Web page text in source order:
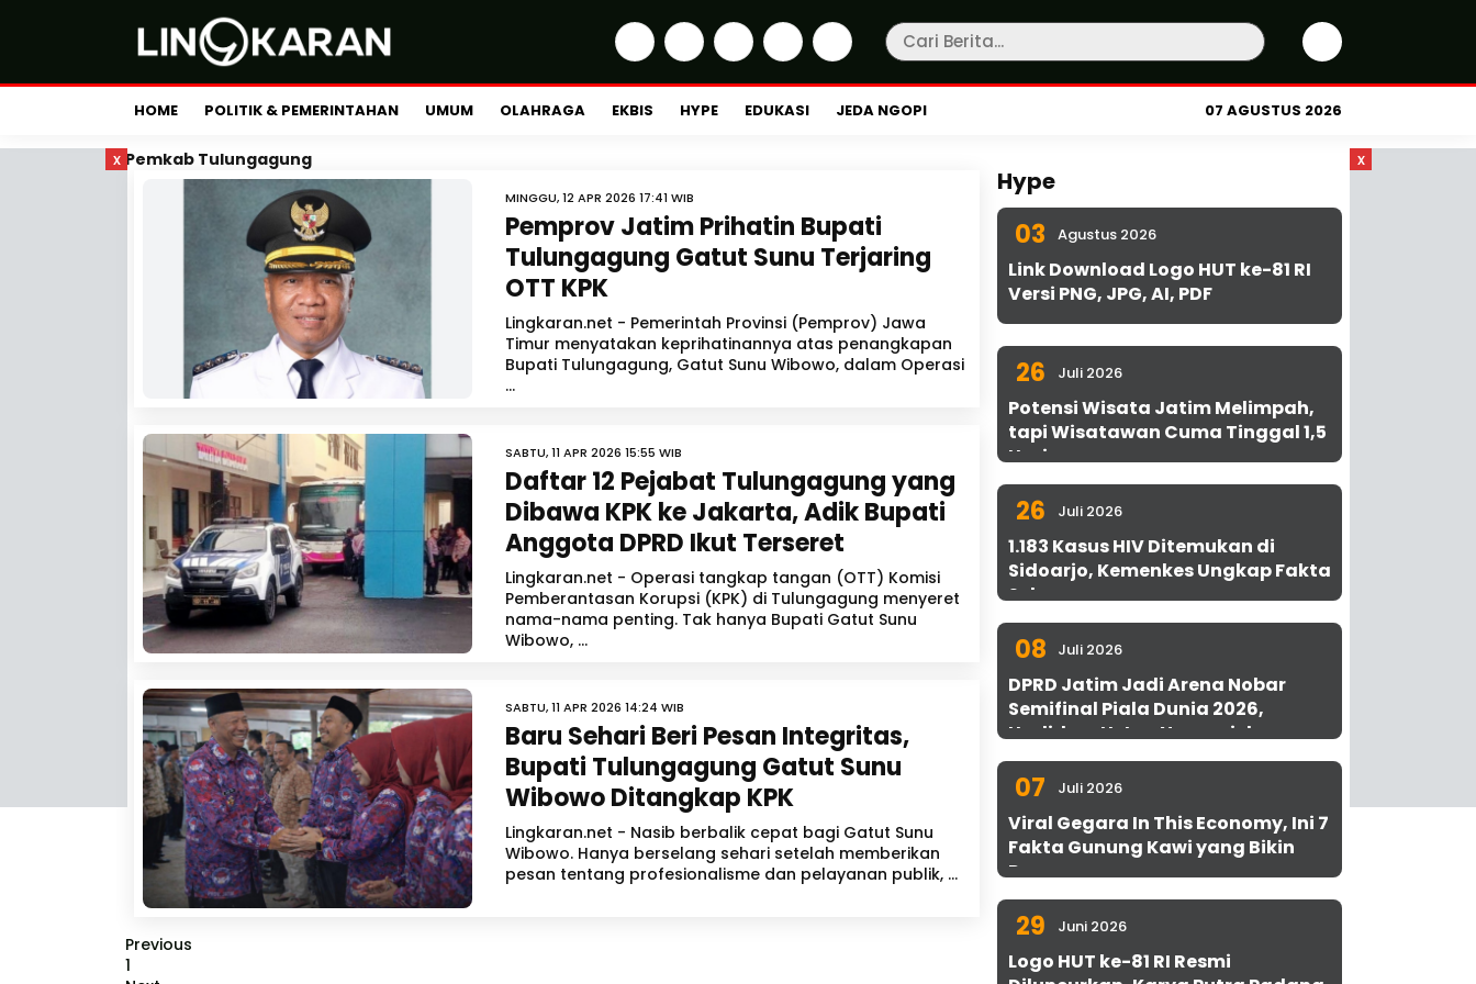
HOME POLITIK & PEMERINTAHAN UMUM OLAHRAGA EKBIS HYPE EDUKASI JEDA NGOPI 07 AGUSTUS 2026
x x
Pemkab Tulungagung
MINGGU, 12 APR 2026 17:41 WIB
Pemprov Jatim Prihatin Bupati
Tulungagung Gatut Sunu Terjaring
OTT KPK
Lingkaran.net - Pemerintah Provinsi (Pemprov) Jawa
Timur menyatakan keprihatinannya atas penangkapan
Bupati Tulungagung, Gatut Sunu Wibowo, dalam Operasi
...
SABTU, 11 APR 2026 15:55 WIB
Daftar 12 Pejabat Tulungagung yang
Dibawa KPK ke Jakarta, Adik Bupati
Anggota DPRD Ikut Terseret
Lingkaran.net - Operasi tangkap tangan (OTT) Komisi
Pemberantasan Korupsi (KPK) di Tulungagung menyeret
nama-nama penting. Tak hanya Bupati Gatut Sunu
Wibowo, ...
SABTU, 11 APR 2026 14:24 WIB
Baru Sehari Beri Pesan Integritas,
Bupati Tulungagung Gatut Sunu
Wibowo Ditangkap KPK
Lingkaran.net - Nasib berbalik cepat bagi Gatut Sunu
Wibowo. Hanya berselang sehari setelah memberikan
pesan tentang profesionalisme dan pelayanan publik, ...
Previous
1
Hype
03 Agustus 2026
Link Download Logo HUT ke-81 RI
Versi PNG, JPG, AI, PDF
26 Juli 2026
Potensi Wisata Jatim Melimpah,
tapi Wisatawan Cuma Tinggal 1,5
Hari
26 Juli 2026
1.183 Kasus HIV Ditemukan di
Sidoarjo, Kemenkes Ungkap Fakta
Sebenarnya
08 Juli 2026
DPRD Jatim Jadi Arena Nobar
Semifinal Piala Dunia 2026,
Hadirkan Uston Nawawi dan
UMKM Gratis untuk 1.000 Warga
07 Juli 2026
Viral Gegara In This Economy, Ini 7
Fakta Gunung Kawi yang Bikin
Penasaran
29 Juni 2026
Logo HUT ke-81 RI Resmi